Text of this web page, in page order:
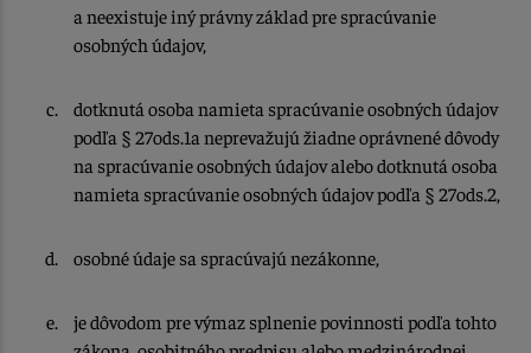
a neexistuje iný právny základ pre spracúvanie
osobných údajov,
dotknutá osoba namieta spracúvanie osobných údajov
podľa § 27ods.1a neprevažujú žiadne oprávnené dôvody
na spracúvanie osobných údajov alebo dotknutá osoba
namieta spracúvanie osobných údajov podľa § 27ods.2,
osobné údaje sa spracúvajú nezákonne,
je dôvodom pre výmaz splnenie povinnosti podľa tohto